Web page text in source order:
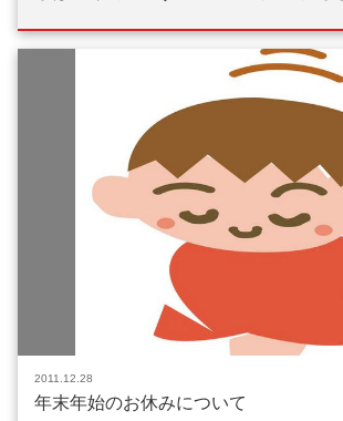
2011.12.28
年末年始のお休みについて